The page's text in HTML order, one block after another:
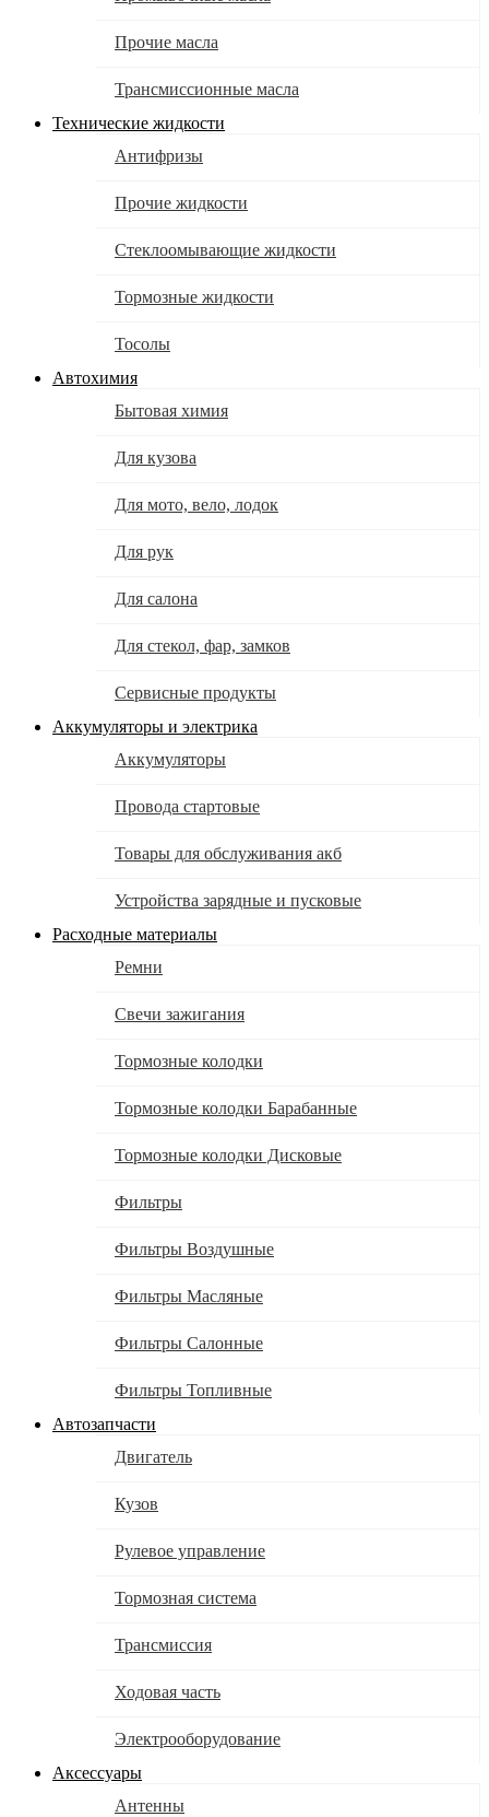
Прочие масла
Трансмиссионные масла
Технические жидкости
Антифризы
Прочие жидкости
Стеклоомывающие жидкости
Тормозные жидкости
Тосолы
Автохимия
Бытовая химия
Для кузова
Для мото, вело, лодок
Для рук
Для салона
Для стекол, фар, замков
Сервисные продукты
Аккумуляторы и электрика
Аккумуляторы
Провода стартовые
Товары для обслуживания акб
Устройства зарядные и пусковые
Расходные материалы
Ремни
Свечи зажигания
Тормозные колодки
Тормозные колодки Барабанные
Тормозные колодки Дисковые
Фильтры
Фильтры Воздушные
Фильтры Масляные
Фильтры Салонные
Фильтры Топливные
Автозапчасти
Двигатель
Кузов
Рулевое управление
Тормозная система
Трансмиссия
Ходовая часть
Электрооборудование
Аксессуары
Антенны